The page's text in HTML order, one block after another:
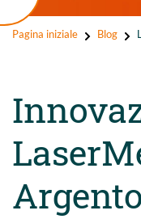
Pagina iniziale Blog